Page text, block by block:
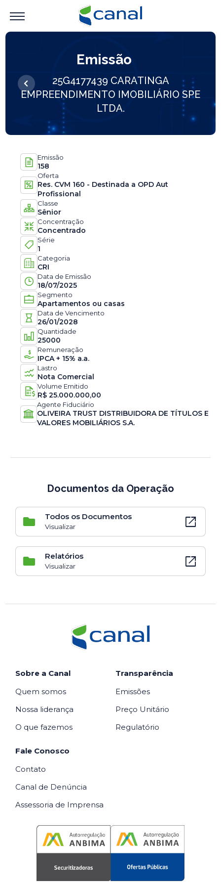
Emissão
25G4177439 CARATINGA
EMPREENDIMENTO IMOBILIÁRIO SPE
LTDA.
Emissão
158
Oferta
Res. CVM 160 - Destinada a OPD Aut
Profissional
Classe
Sênior
Concentração
Concentrado
Série
1
Categoria
CRI
Data de Emissão
18/07/2025
Segmento
Apartamentos ou casas
Data de Vencimento
26/01/2028
Quantidade
25000
Remuneração
IPCA + 15% a.a.
Lastro
Nota Comercial
Volume Emitido
R$25.000.000,00
Agente Fiduciário
OLIVEIRA TRUST DISTRIBUIDORA DE TÍTULOS E
VALORES MOBILIÁRIOS S.A.
Documentos da Operação
Todos os Documentos
Visualizar open_in_new
Relatórios
Visualizar open_in_new
Sobre a Canal
Quem somos
Nossa liderança
O que fazemos
Transparência
Emissões
Preço Unitário
Regulatório
Fale Conosco
Contato
Canal de Denúncia
Assessoria de Imprensa